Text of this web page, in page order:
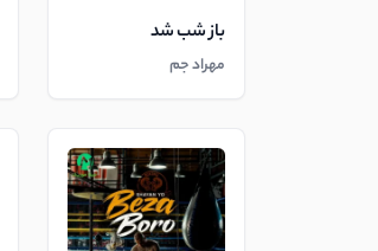
باز شب شد
مهراد جم